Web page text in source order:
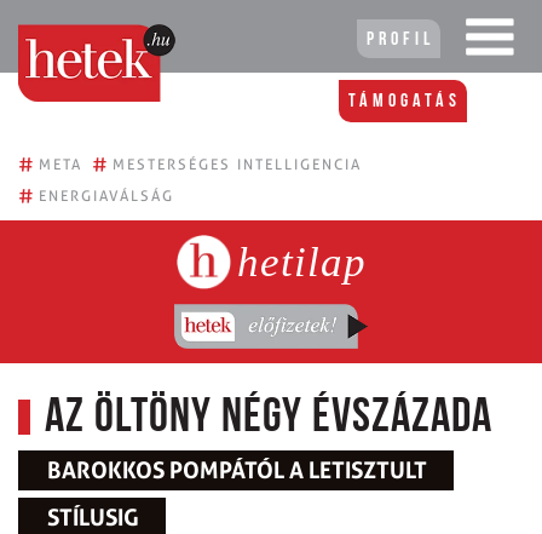
Profil
Támogatás
# META # MESTERSÉGES INTELLIGENCIA
# ENERGIAVÁLSÁG
hetilap
Az öltöny négy évszázada
BAROKKOS POMPÁTÓL A LETISZTULT
STÍLUSIG